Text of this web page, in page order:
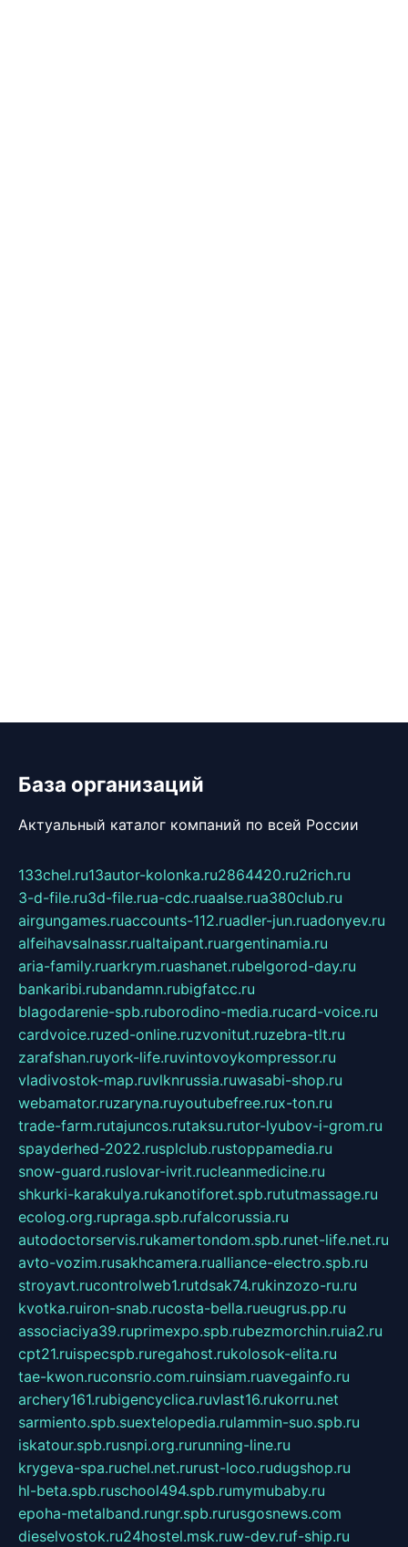
База организаций
Актуальный каталог компаний по всей России
133chel.ru13autor-kolonka.ru2864420.ru2rich.ru
3-d-file.ru3d-file.rua-cdc.ruaalse.rua380club.ru
airgungames.ruaccounts-112.ruadler-jun.ruadonyev.ru
alfeihavsalnassr.rualtaipant.ruargentinamia.ru
aria-family.ruarkrym.ruashanet.rubelgorod-day.ru
bankaribi.rubandamn.rubigfatcc.ru
blagodarenie-spb.ruborodino-media.rucard-voice.ru
cardvoice.ruzed-online.ruzvonitut.ruzebra-tlt.ru
zarafshan.ruyork-life.ruvintovoykompressor.ru
vladivostok-map.ruvlknrussia.ruwasabi-shop.ru
webamator.ruzaryna.ruyoutubefree.rux-ton.ru
trade-farm.rutajuncos.rutaksu.rutor-lyubov-i-grom.ru
spayderhed-2022.rusplclub.rustoppamedia.ru
snow-guard.ruslovar-ivrit.rucleanmedicine.ru
shkurki-karakulya.rukanotiforet.spb.rututmassage.ru
ecolog.org.rupraga.spb.rufalcorussia.ru
autodoctorservis.rukamertondom.spb.runet-life.net.ru
avto-vozim.rusakhcamera.rualliance-electro.spb.ru
stroyavt.rucontrolweb1.rutdsak74.rukinzozo-ru.ru
kvotka.ruiron-snab.rucosta-bella.rueugrus.pp.ru
associaciya39.ruprimexpo.spb.rubezmorchin.ruia2.ru
cpt21.ruispecspb.ruregahost.rukolosok-elita.ru
tae-kwon.ruconsrio.com.ruinsiam.ruavegainfo.ru
archery161.rubigencyclica.ruvlast16.rukorru.net
sarmiento.spb.suextelopedia.rulammin-suo.spb.ru
iskatour.spb.rusnpi.org.rurunning-line.ru
krygeva-spa.ruchel.net.rurust-loco.rudugshop.ru
hl-beta.spb.ruschool494.spb.rumymubaby.ru
epoha-metalband.rungr.spb.rurusgosnews.com
dieselvostok.ru24hostel.msk.ruw-dev.ruf-ship.ru